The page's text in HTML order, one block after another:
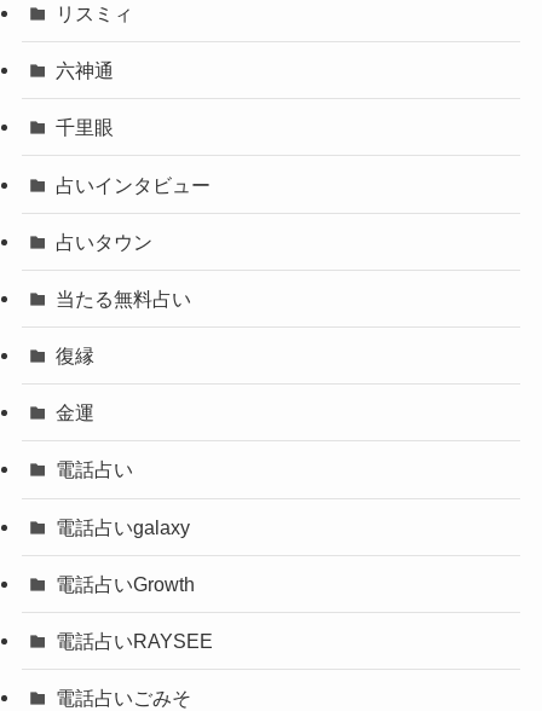
リスミィ
六神通
千里眼
占いインタビュー
占いタウン
当たる無料占い
復縁
金運
電話占い
電話占いgalaxy
電話占いGrowth
電話占いRAYSEE
電話占いごみそ